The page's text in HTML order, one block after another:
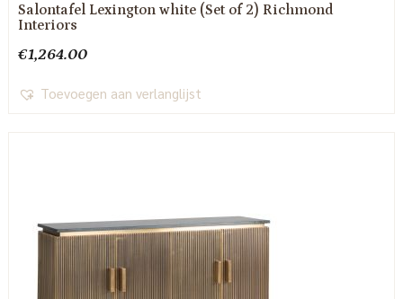
Salontafel Lexington white (Set of 2) Richmond
Interiors
€1,264.00
Toevoegen aan verlanglijst